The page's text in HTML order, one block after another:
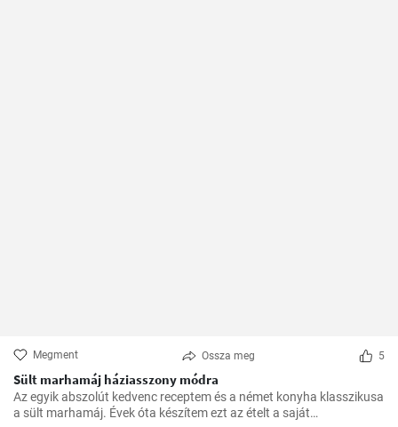
Megment Ossza meg 5
Sült marhamáj háziasszony módra
Az egyik abszolút kedvenc receptem és a német konyha klasszikusa
a sült marhamáj. Évek óta készítem ezt az ételt a saját